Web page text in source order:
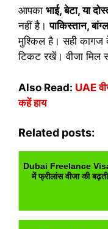
आपका भाई, बेटा, या
नहीं है।पाकिस्तान,
मुश्किल है। सही कागज
टिकट रखें। वीजा मिल
Also Read: UAE
कहें हाय
Related posts:
Dubai Freelance
में फ्रीलांस वीजा की